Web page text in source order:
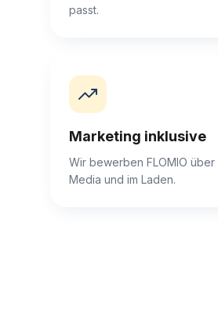
passt.
Marketing inklusive
Wir bewerben FLOMIO
Media und im Laden.